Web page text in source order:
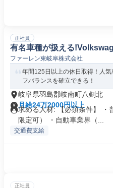
正社員
有名車種が扱える
ファーレン東岐阜株式会社
年間125日以上の休日取得！人
フバランスを確立できる！
岐阜県羽島郡岐南町八剣北
月給24万2000円以上
求める人材: 【必須条件】 ・
限定可） ・自動車業界（...
交通費支給
正社員